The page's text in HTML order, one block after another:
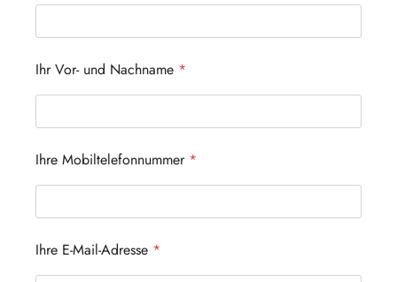
Ihr Vor- und Nachname *
Ihre Mobiltelefonnummer *
Ihre E-Mail-Adresse *